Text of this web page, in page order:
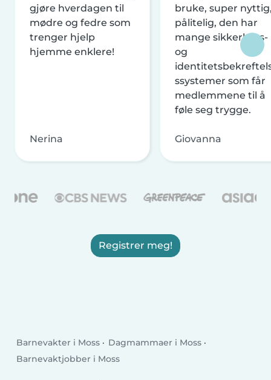
gjøre hverdagen til
mødre og fedre som
trenger hjelp
hjemme enklere!
Nerina
bruke, super
pålitelig, den har
mange sikkerhets-
og
ssystemer som får
medlemmene til å
føle seg trygge.
Giovanna
Registrer meg!
Barnevakter i Moss
Dagmammaer i Moss
Barnevaktjobber i Moss